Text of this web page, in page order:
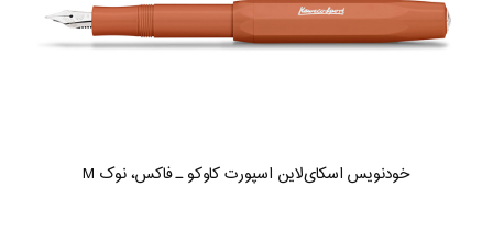
خودنویس اسکای‌لاین اسپورت کاوکو ـ فاکس، نوک M